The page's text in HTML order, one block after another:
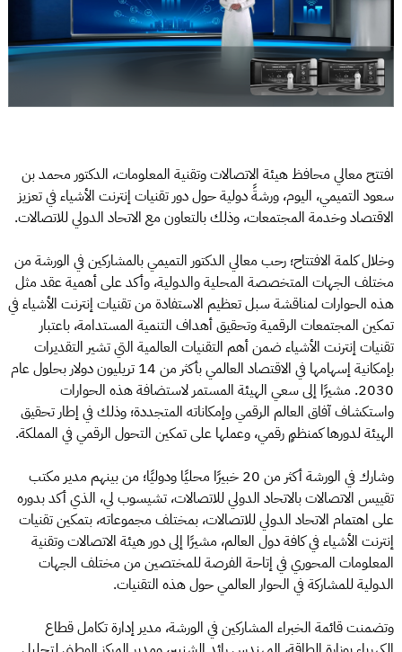
افتتح معالي محافظ هيئة الاتصالات وتقنية المعلومات، الدكتور محمد بن
سعود التميمي، اليوم، ورشةً دولية حول دور تقنيات إنترنت الأشياء في تعزيز
الاقتصاد وخدمة المجتمعات، وذلك بالتعاون مع الاتحاد الدولي للاتصالات.
وخلال كلمة الافتتاح؛ رحب معالي الدكتور التميمي بالمشاركين في الورشة من
مختلف الجهات المتخصصة المحلية والدولية، وأكد على أهمية عقد مثل
هذه الحوارات لمناقشة سبل تعظيم الاستفادة من تقنيات إنترنت الأشياء في
تمكين المجتمعات الرقمية وتحقيق أهداف التنمية المستدامة، باعتبار
تقنيات إنترنت الأشياء ضمن أهم التقنيات العالمية التي تشير التقديرات
بإمكانية إسهامها في الاقتصاد العالمي بأكثر من 14 تريليون دولار بحلول عام
2030. مشيرًا إلى سعي الهيئة المستمر لاستضافة هذه الحوارات
واستكشاف آفاق العالم الرقمي وإمكاناته المتجددة؛ وذلك في إطار تحقيق
الهيئة لدورها كمنظمٍ رقمي، وعملها على تمكين التحول الرقمي في المملكة.
وشارك في الورشة أكثر من 20 خبيرًا محليًا ودوليًا؛ من بينهم مدير مكتب
تقييس الاتصالات بالاتحاد الدولي للاتصالات، تشيسوب لي، الذي أكد بدوره
على اهتمام الاتحاد الدولي للاتصالات، بمختلف مجموعاته، بتمكين تقنيات
إنترنت الأشياء في كافة دول العالم، مشيرًا إلى دور هيئة الاتصالات وتقنية
المعلومات المحوري في إتاحة الفرصة للمختصين من مختلف الجهات
الدولية للمشاركة في الحوار العالمي حول هذه التقنيات.
وتضمنت قائمة الخبراء المشاركين في الورشة، مدير إدارة تكامل قطاع